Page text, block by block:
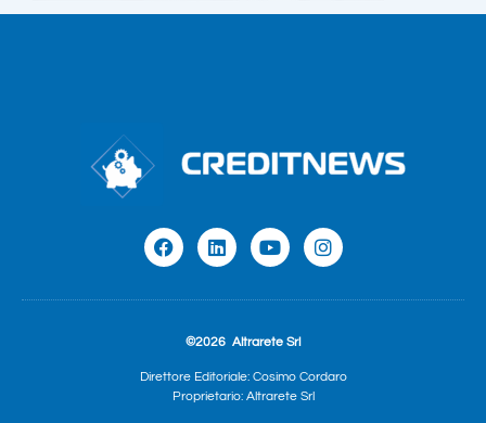
©2026 Altrarete Srl
Direttore Editoriale: Cosimo Cordaro
Proprietario: Altrarete Srl